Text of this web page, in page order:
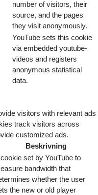
number of visitors, their
source, and the pages
they visit anonymously.
YouTube sets this cookie
via embedded youtube-
videos and registers
anonymous statistical
data.
visitors with relevant ads
track visitors across
customized ads.
Beskrivning
set by YouTube to
bandwidth that
whether the user
the new or old player